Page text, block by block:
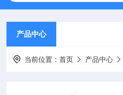
产品中心
当前位置：首页 产品中心